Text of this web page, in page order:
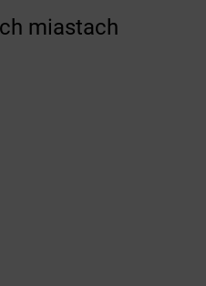
miastach